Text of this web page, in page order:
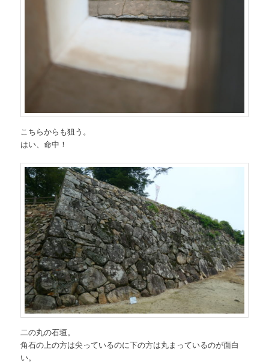
こちらからも狙う。
はい、命中！
二の丸の石垣。
角石の上の方は尖っているのに下の方は丸まっているのが面白
い。